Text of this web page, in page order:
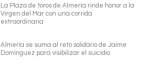
La Plaza de toros de Almería rinde honor a la
Virgen del Mar con una corrida
extraordinaria
Almería se suma al reto solidario de Jaime
Domínguez para visibilizar el suicidio